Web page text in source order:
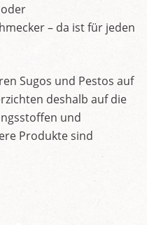
– da ist für jeden
Sugos und Pestos auf
deshalb auf die
und
Produkte sind